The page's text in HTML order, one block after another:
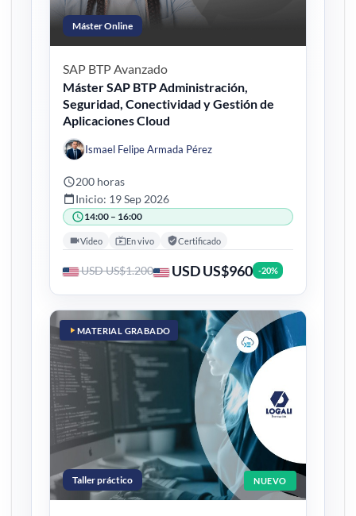
Máster Online
SAP BTPAvanzado
Máster SAP BTP Administración,
Seguridad, Conectividad y Gestión de
Aplicaciones Cloud
Ismael Felipe Armada Pérez
200 horas
Inicio: 19 Sep 2026
14:00 – 16:00
Video En vivo Certificado
USD US$1.200 USD US$960 -20%
Taller práctico
MATERIAL GRABADO
NUEVO